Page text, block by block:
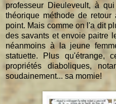
professeur Dieuleveult, à
théorique méthode de
point. Mais comme on l'a dit
des savants et envoie paitre
néanmoins à la jeune
statuette. Plus qu'étrange,
propriétés diaboliques,
soudainement... sa momie!